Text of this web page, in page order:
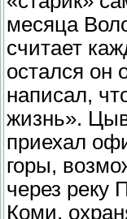
месяца
считает
остался он
написал,
жизнь».
приехал
горы,
через реку
Коми,